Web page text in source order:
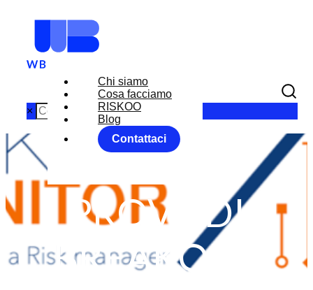
Chi siamo
Cosa facciamo
RISKOO
Blog
Contattaci
×
EUR USD
PROVE DI
BREAKOUT